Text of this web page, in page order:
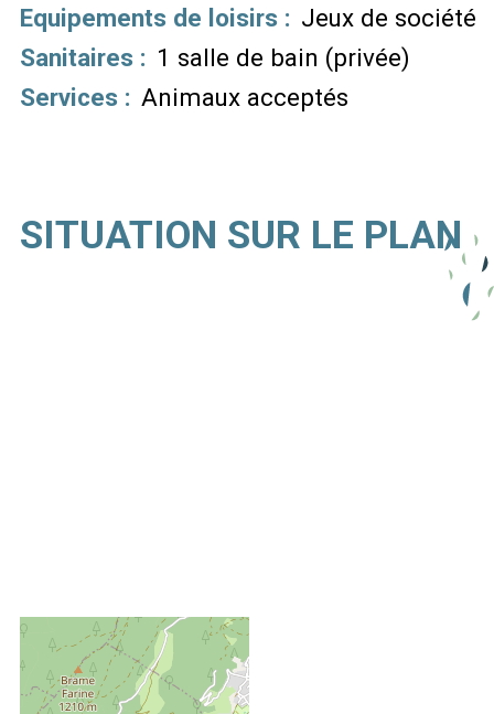
Equipements de loisirs : Jeux de société
Sanitaires : 1 salle de bain (privée)
Services : Animaux acceptés
SITUATION SUR LE PLAN